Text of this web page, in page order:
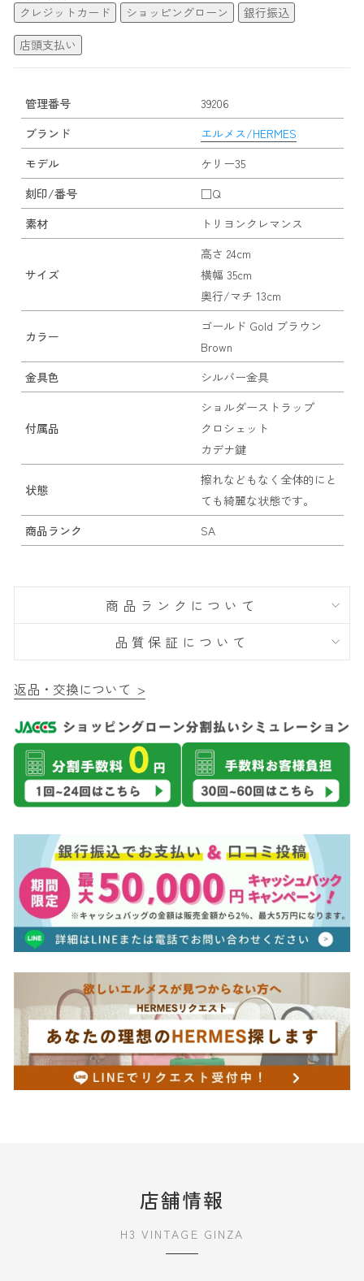
クレジットカード
ショッピングローン
銀行振込
店頭支払い
管理番号
39206
ブランド
エルメス/HERMES
モデル
ケリー35
刻印/番号
□Q
素材
トリヨンクレマンス
サイズ
高さ 24cm
横幅 35cm
奥行/マチ 13cm
カラー
ゴールド Gold ブラウン
Brown
金具色
シルバー金具
付属品
ショルダーストラップ
クロシェット
カデナ鍵
状態
擦れなどもなく全体的にと
ても綺麗な状態です。
商品ランク
SA
商品ランクについて
品質保証について
返品・交換について >
店舗情報
H3 VINTAGE GINZA